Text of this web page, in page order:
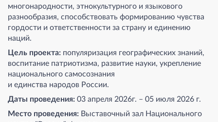
многонародности, этнокультурного и языкового
разнообразия, способствовать формированию чувства
гордости и ответственности за страну и единению
наций.
Цель проекта: популяризация географических знаний,
воспитание патриотизма, развитие науки, укрепление
национального самосознания
и единства народов России.
Даты проведения: 03 апреля 2026г. – 05 июля 2026 г.
Место проведения: Выставочный зал Национального